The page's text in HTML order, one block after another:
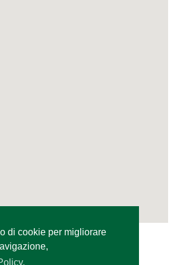
di cookie per migliorare